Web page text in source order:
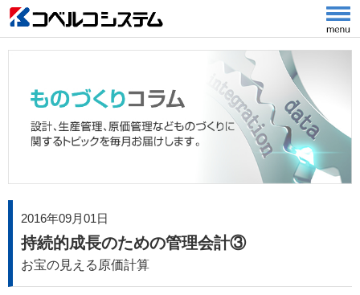
2016年09月01日
持続的成長のための管理会計③
お宝の見える原価計算